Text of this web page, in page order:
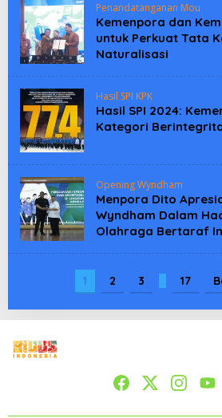
Penandatanganan Mou
Kemenpora dan
untuk Perkuat Tata
Naturalisasi
Hasil SPI KPK
Hasil SPI 2024:
Kategori
Opening Wyndham
Menpora Dito
Wyndham Dalam
Olahraga Bertaraf
1 2 3 … 17